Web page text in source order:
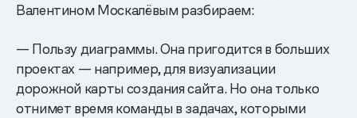
Валентином Москалёвым разбираем:
— Пользу диаграммы. Она пригодится в больших
проектах — например, для визуализации
дорожной карты создания сайта. Но она только
отнимет время команды в задачах, которыми